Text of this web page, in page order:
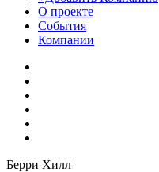
О проекте
События
Компании
Берри Хилл